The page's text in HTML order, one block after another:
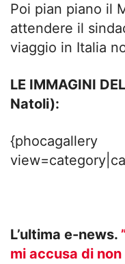
Poi pian piano il
attendere il
viaggio in Italia
LE IMMAGINI
Natoli):
{phocagallery
L’ultima e-news.
mi accusa di